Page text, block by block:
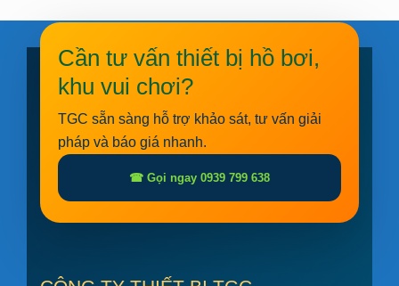
Cần tư vấn thiết bị hồ bơi,
khu vui chơi?
TGC sẵn sàng hỗ trợ khảo sát, tư vấn giải
pháp và báo giá nhanh.
☎ Gọi ngay 0939 799 638